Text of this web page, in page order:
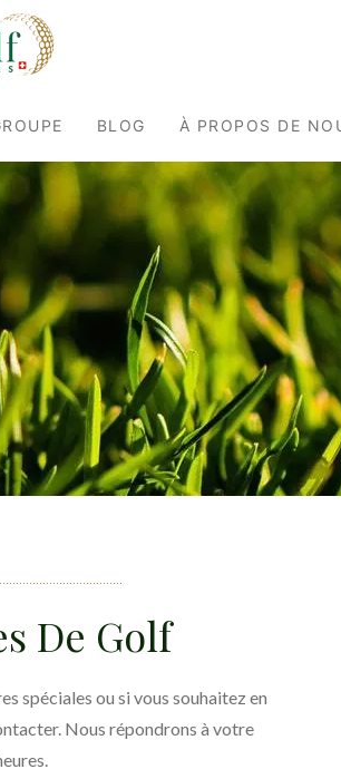
BLOG À PROPOS DE
De Golf
spéciales ou si vous souhaitez en
Nous répondrons à votre